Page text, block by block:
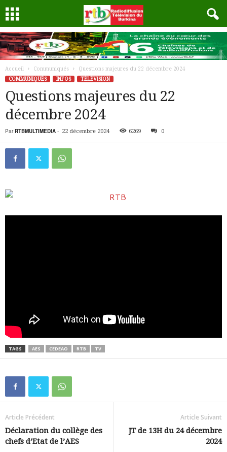
Accueil Communiqués
Questions majeures du 22 décembre 2024
COMMUNIQUÉS
INFOS TÉLÉVISION
Questions majeures du 22
décembre 2024
Par RTBMULTIMEDIA - 22 décembre 2024 6269 0
TAGS AES CEDEAO RTB TV
Article Précédent
Déclaration du collège des
chefs d’Etat de l’AES
Article Suivant
JT de 13H du 24 décembre
2024